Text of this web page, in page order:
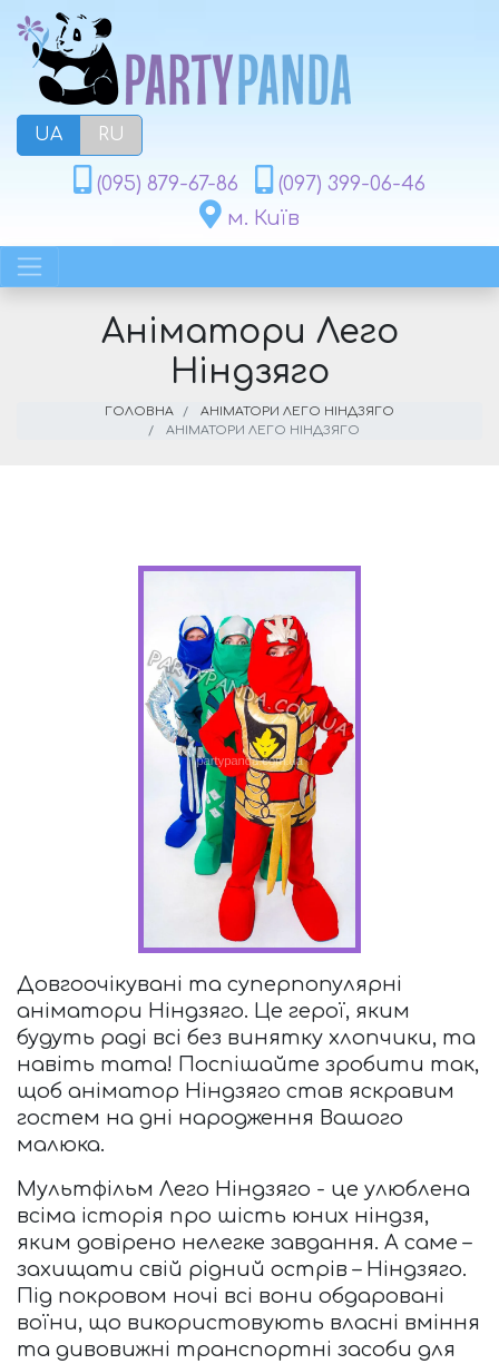
UA RU
(095) 879-67-86
(097) 399-06-46
м. Київ
Аніматори Лего
Ніндзяго
ГОЛОВНА
АНІМАТОРИ ЛЕГО НІНДЗЯГО
АНІМАТОРИ ЛЕГО НІНДЗЯГО
Довгоочікувані та суперпопулярні
аніматори Ніндзяго. Це герої, яким
будуть раді всі без винятку хлопчики, та
навіть тата! Поспішайте зробити так,
щоб аніматор Ніндзяго став яскравим
гостем на дні народження Вашого
малюка.
Мультфільм Лего Ніндзяго - це улюблена
всіма історія про шість юних ніндзя,
яким довірено нелегке завдання. А саме –
захищати свій рідний острів – Ніндзяго.
Під покровом ночі всі вони обдаровані
воїни, що використовують власні вміння
та дивовижні транспортні засоби для